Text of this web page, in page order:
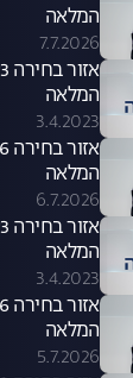
המלאה
7.7.2026
המלאה
3.4.2023
המלאה
6.7.2026
המלאה
3.4.2023
המלאה
5.7.2026